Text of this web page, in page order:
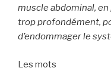
muscle abdominal,
trop profondément,
d’endommager le
Les mots